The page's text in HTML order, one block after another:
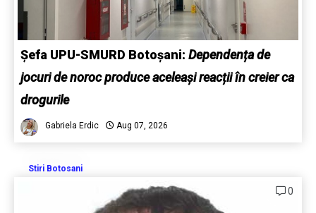
Șefa UPU-SMURD Botoșani: Dependența de
jocuri de noroc produce aceleași reacții în creier ca
drogurile
Gabriela Erdic Aug 07, 2026
Stiri Botosani
0